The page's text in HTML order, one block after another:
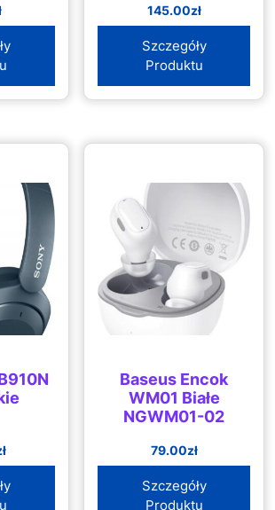
145.00zł
Szczegóły
Produktu
Baseus Encok
WM01 Białe
NGWM01-02
79.00zł
Szczegóły
Produktu